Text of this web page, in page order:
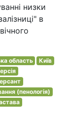
низки
в
область
Київ
(пенологія)